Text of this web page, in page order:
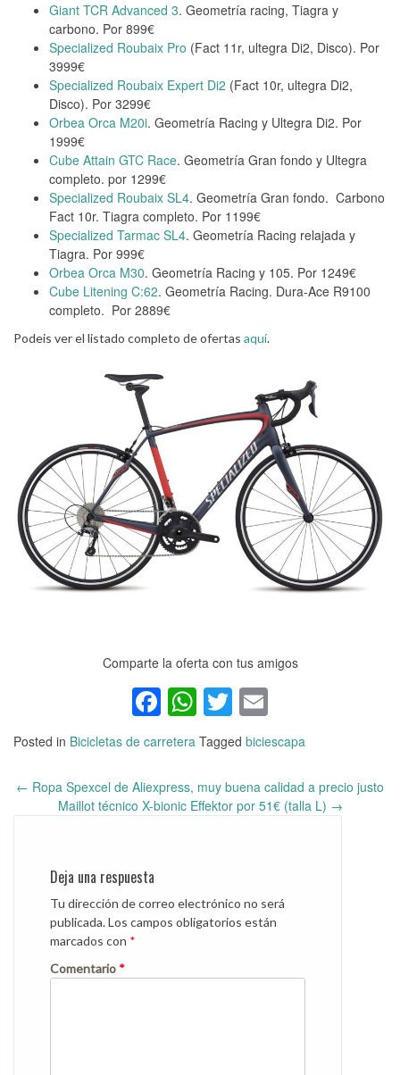
Giant TCR Advanced 3. Geometría racing, Tiagra y
carbono. Por 899€
Specialized Roubaix Pro (Fact 11r, ultegra Di2, Disco). Por
3999€
Specialized Roubaix Expert Di2 (Fact 10r, ultegra Di2,
Disco). Por 3299€
Orbea Orca M20i. Geometría Racing y Ultegra Di2. Por
1999€
Cube Attain GTC Race. Geometría Gran fondo y Ultegra
completo. por 1299€
Specialized Roubaix SL4. Geometría Gran fondo. Carbono
Fact 10r. Tiagra completo. Por 1199€
Specialized Tarmac SL4. Geometría Racing relajada y
Tiagra. Por 999€
Orbea Orca M30. Geometría Racing y 105. Por 1249€
Cube Litening C:62. Geometría Racing. Dura-Ace R9100
completo. Por 2889€
Podeis ver el listado completo de ofertas aquí.
Comparte la oferta con tus amigos
Facebook
WhatsApp
Twitter
Posted in Bicicletas de carretera Tagged biciescapa
navigation
← Ropa Spexcel de Aliexpress, muy buena calidad a precio justo
Maillot técnico X-bionic Effektor por 51€ (talla L) →
Deja una respuesta
Tu dirección de correo electrónico no será
publicada.Los campos obligatorios están
marcados con *
Comentario *